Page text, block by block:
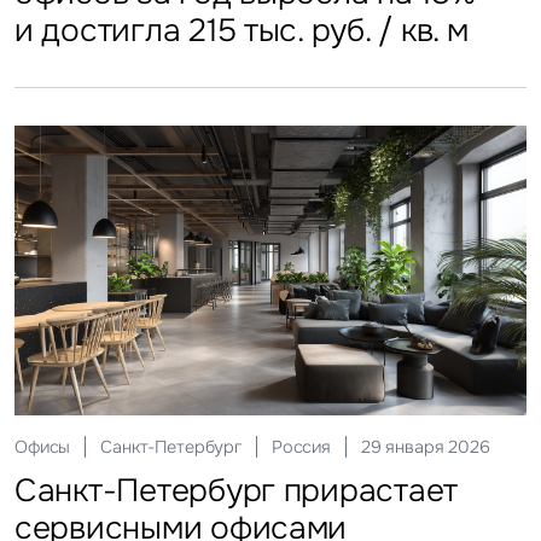
и достигла 215 тыс. руб. / кв. м
Офисы Санкт-Петербург Россия 29 января 2026
Санкт-Петербург прирастает
сервисными офисами
остановила рост
Склады Москва Россия 17 марта 2026
Москва приросла
низкотемпературными складами
еду
Ритейл Москва Россия 08 июня 2026
Столешников наполняется
арендаторами
Гостиницы Москва Россия 27 мая 2026
Инвестиции Санкт-Петербург Россия
Инвесторы Санкт-Петербурга